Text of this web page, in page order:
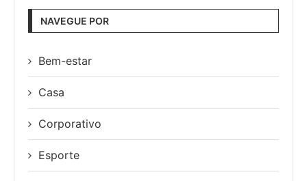
NAVEGUE POR
Bem-estar
Casa
Corporativo
Esporte